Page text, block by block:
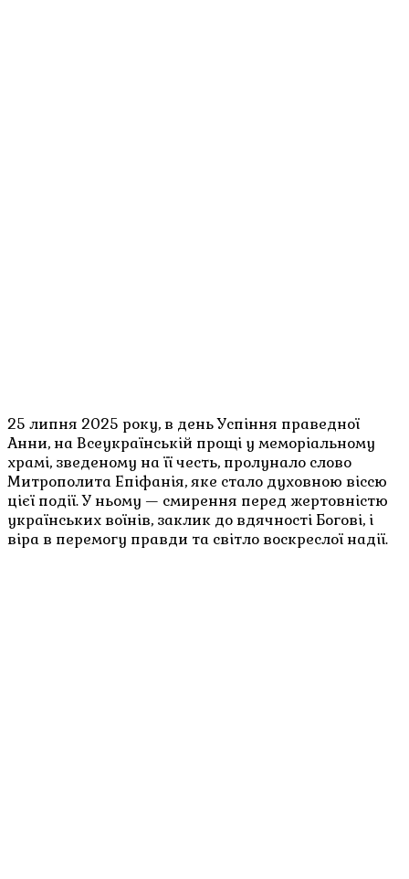
25 липня 2025 року, в день Успіння праведної
Анни, на Всеукраїнській прощі у меморіальному
храмі, зведеному на її честь, пролунало слово
Митрополита Епіфанія, яке стало духовною віссю
цієї події. У ньому — смирення перед жертовністю
українських воїнів, заклик до вдячності Богові, і
віра в перемогу правди та світло воскреслої надії.